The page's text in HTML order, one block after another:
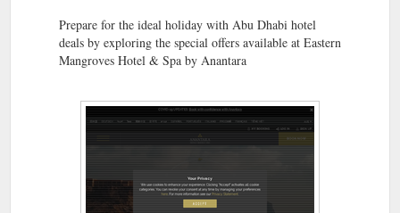
Prepare for the ideal holiday with Abu Dhabi hotel
deals by exploring the special offers available at Eastern
Mangroves Hotel & Spa by Anantara